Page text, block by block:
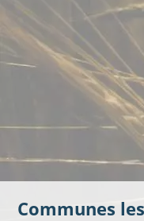
Communes